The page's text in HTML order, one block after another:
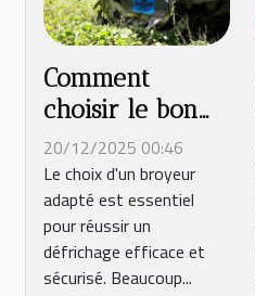
Comment
choisir le bon
broyeur pour
votre prochain
défrichage ?
20/12/2025 00:46
Le choix d'un broyeur
adapté est essentiel
pour réussir un
défrichage efficace et
sécurisé. Beaucoup...